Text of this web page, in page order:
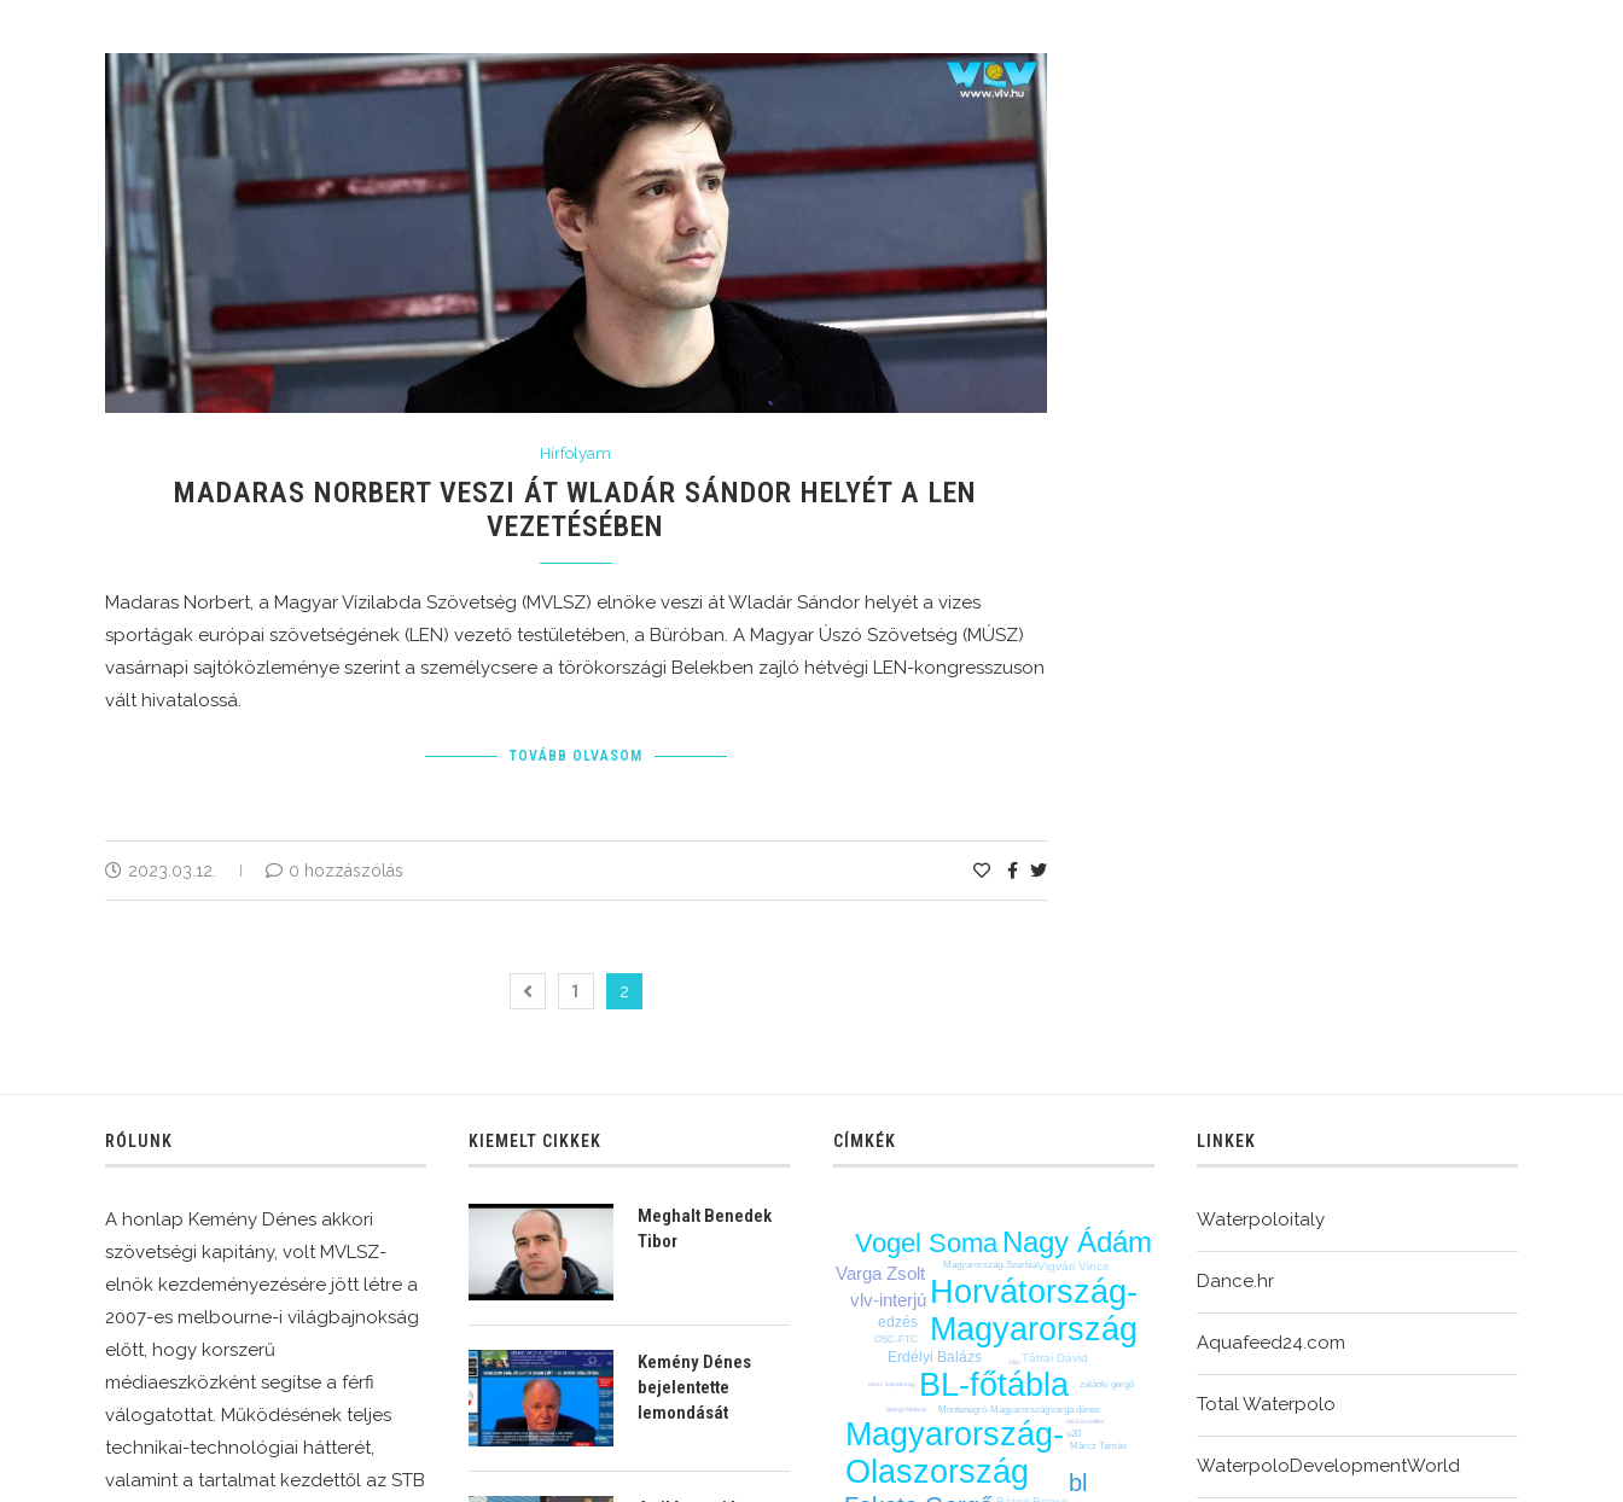
Hírfolyam
MADARAS NORBERT VESZI ÁT WLADÁR SÁNDOR HELYÉT A LEN
VEZETÉSÉBEN
Madaras Norbert, a Magyar Vízilabda Szövetség (MVLSZ) elnöke veszi át Wladár Sándor helyét a vizes
sportágak európai szövetségének (LEN) vezető testületében, a Büróban. A Magyar Úszó Szövetség (MÚSZ)
vasárnapi sajtóközleménye szerint a személycsere a törökországi Belekben zajló hétvégi LEN-kongresszuson
vált hivatalossá.
TOVÁBB OLVASOM
2023.03.12. 0 hozzászólás
1 2
RÓLUNK
A honlap Kemény Dénes akkori
szövetségi kapitány, volt MVLSZ-
elnök kezdeményezésére jött létre a
2007-es melbourne-i világbajnokság
előtt, hogy korszerű
médiaeszközként segítse a férfi
válogatottat. Működésének teljes
technikai-technológiai hátterét,
valamint a tartalmat kezdettől az STB
KIEMELT CIKKEK
Meghalt Benedek
Tibor
Kemény Dénes
bejelentette
lemondását
CÍMKÉK
BL-főtábla
Horvátország-
Magyarország
Magyarország-
Olaszország
Nagy Ádám
Vogel Soma
bl
Varga Zsolt
vlv-interjú
edzés
Erdélyi Balázs Tátrai Dávid
Vigvári Vince
Magyarország-Szerbia
Montenegró-Magyarország
Märcz Tamás
OSC-FTC
u20
varga dénes
zalánki gergő
Balogh Botond
OB1
olasz bajnokság
élő közvetítés
LINKEK
Waterpoloitaly
Dance.hr
Aquafeed24.com
Total Waterpolo
WaterpoloDevelopmentWorld